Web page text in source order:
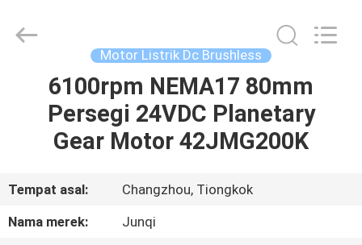
RUMAH
PRODUK
TENTANG
KAMI
International
Trade
Motor Listrik Dc Brushless
6100rpm NEMA17 80mm
Persegi 24VDC Planetary
Gear Motor 42JMG200K
Tempat asal:
Changzhou, Tiongkok
Nama merek:
Junqi